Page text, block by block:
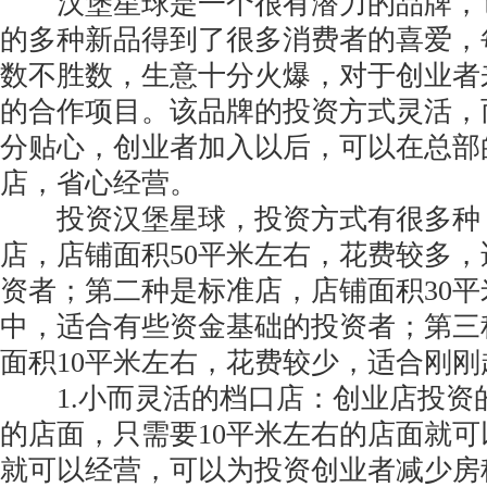
的多种新品得到了很多消费者的喜爱
数不胜数，生意十分火爆，对于创业
的合作项目。该品牌的投资方式灵活
分贴心，创业者加入以后，可以在总
店，省心经营。
投资汉堡星球，投资方式有很多种
店，店铺面积50平米左右，花费较多
资者；第二种是标准店，店铺面积30
中，适合有些资金基础的投资者；第
面积10平米左右，花费较少，适合刚
1.小而灵活的档口店：创业店投资
的店面，只需要10平米左右的店面就
就可以经营，可以为投资创业者减少